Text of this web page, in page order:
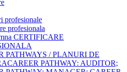
profesionale
profesionala
CERTIFICARE
PATHWAYS / PLANURI DE
CAREER PATHWAY: AUDITOR;